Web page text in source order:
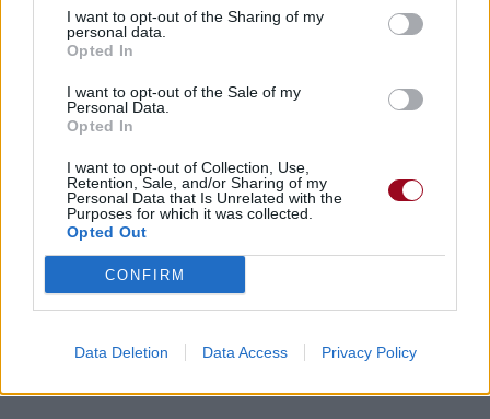
I want to opt-out of the Sharing of my
personal data.
Opted In
I want to opt-out of the Sale of my
Personal Data.
Opted In
I want to opt-out of Collection, Use,
Retention, Sale, and/or Sharing of my
Personal Data that Is Unrelated with the
Purposes for which it was collected.
Opted Out
CONFIRM
Data Deletion Data Access Privacy Policy
Paroles + Traduction
Vidéos
Pour prolonger le plaisir musical :
Vous aimez chanter, apprenez la guitare chez
Télécharger légalement les MP3 sur
Télécharger légalement les MP3 ou trouver le CD sur
Trouver des vinyles et des CD sur
Trouver un instrument de musique ou une partition au